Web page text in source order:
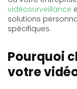
vidéosurveillance
solutions
spécifiques.
Pourquoi
votre